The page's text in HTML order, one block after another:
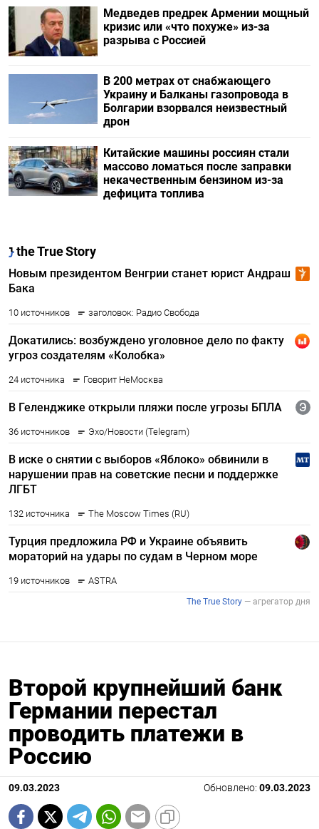
Медведев предрек Армении мощный
кризис или «что похуже» из-за
разрыва с Россией
В 200 метрах от снабжающего
Украину и Балканы газопровода в
Болгарии взорвался неизвестный
дрон
Китайские машины россиян стали
массово ломаться после заправки
некачественным бензином из-за
дефицита топлива
Второй крупнейший банк
Германии перестал
проводить платежи в
Россию
09.03.2023 Обновлено: 09.03.2023